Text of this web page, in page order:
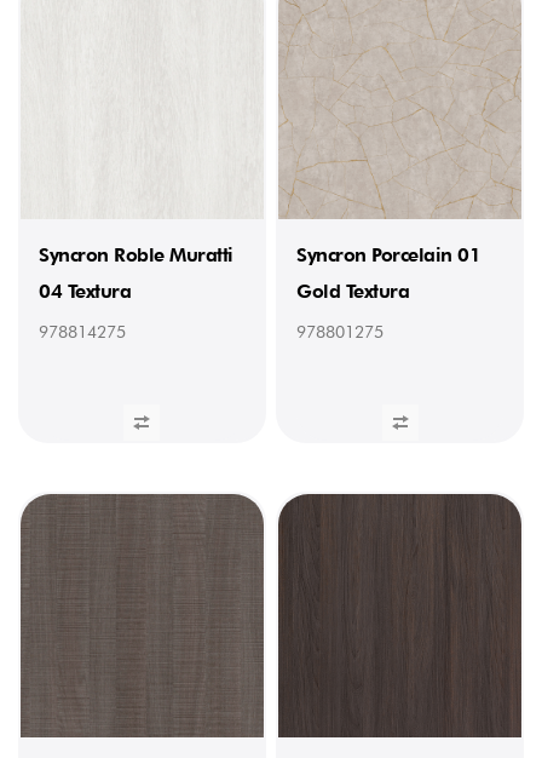
Syncron Roble Muratti
04 Textura
978814275
Syncron Porcelain 01
Gold Textura
978801275